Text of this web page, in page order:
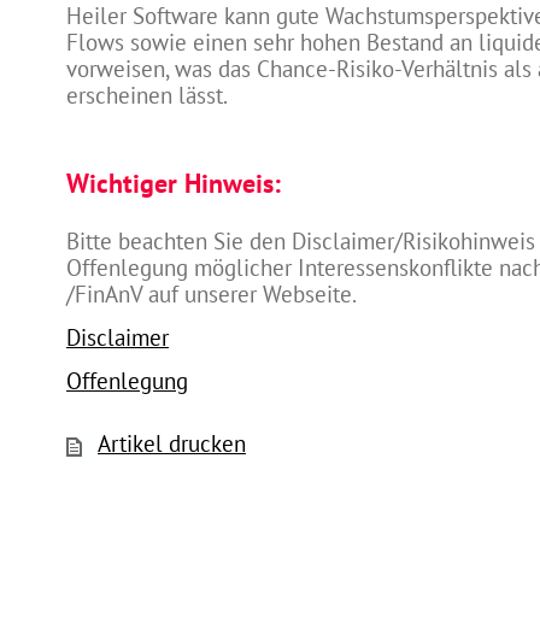
Heiler Software kann gute
Flows sowie einen sehr hohen Bestand an
vorweisen, was das Chance-Risiko-Verhältnis
erscheinen lässt.
Wichtiger Hinweis:
Bitte beachten Sie den Disclaimer/
Offenlegung möglicher Interessenskonflikte
/FinAnV auf unserer Webseite.
Disclaimer
Offenlegung
Artikel drucken